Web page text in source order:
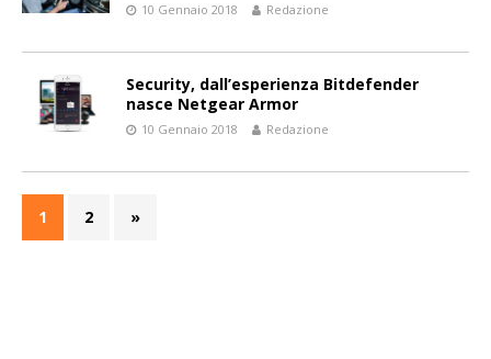
10 Gennaio 2018 Redazione
Security, dall’esperienza Bitdefender
nasce Netgear Armor
10 Gennaio 2018 Redazione
1 2 »